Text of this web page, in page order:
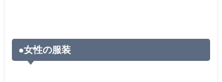
●女性の服装